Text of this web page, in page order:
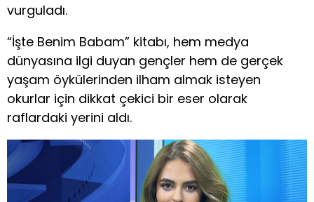
vurguladı.
“İşte Benim Babam” kitabı, hem medya
dünyasına ilgi duyan gençler hem de gerçek
yaşam öykülerinden ilham almak isteyen
okurlar için dikkat çekici bir eser olarak
raflardaki yerini aldı.